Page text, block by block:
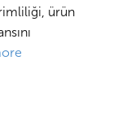
ürün